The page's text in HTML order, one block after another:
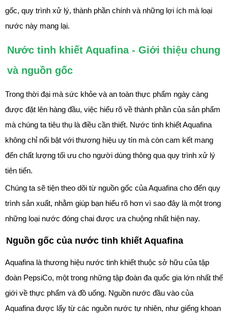
gốc, quy trình xử lý, thành phần chính và những lợi ích mà loại
nước này mang lại.
Nước tinh khiết Aquafina - Giới thiệu chung
và nguồn gốc
Trong thời đại mà sức khỏe và an toàn thực phẩm ngày càng
được đặt lên hàng đầu, việc hiểu rõ về thành phần của sản phẩm
mà chúng ta tiêu thụ là điều cần thiết. Nước tinh khiết Aquafina
không chỉ nổi bật với thương hiệu uy tín mà còn cam kết mang
đến chất lượng tối ưu cho người dùng thông qua quy trình xử lý
tiên tiến.
Chúng ta sẽ tiện theo dõi từ nguồn gốc của Aquafina cho đến quy
trình sản xuất, nhằm giúp bạn hiểu rõ hơn vì sao đây là một trong
những loại nước đóng chai được ưa chuộng nhất hiện nay.
Nguồn gốc của nước tinh khiết Aquafina
Aquafina là thương hiệu nước tinh khiết thuộc sở hữu của tập
đoàn PepsiCo, một trong những tập đoàn đa quốc gia lớn nhất thế
giới về thực phẩm và đồ uống. Nguồn nước đầu vào của
Aquafina được lấy từ các nguồn nước tự nhiên, như giếng khoan